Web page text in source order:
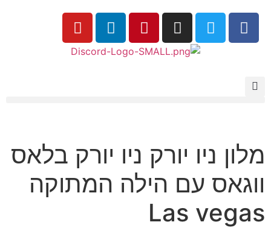
מלון ניו יורק ניו יורק בלאס
ווגאס עם הילה המתוקה
Las vegas